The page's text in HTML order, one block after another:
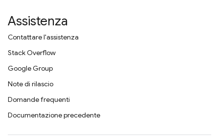
Assistenza
Contattare l'assistenza
Stack Overflow
Google Group
Note di rilascio
Domande frequenti
Documentazione precedente